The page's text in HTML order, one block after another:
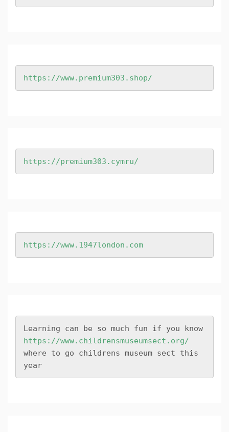
https://www.premium303.shop/
https://premium303.cymru/
https://www.1947london.com
https://www.childrensmuseumsect.org/
where to go childrens museum sect this
year